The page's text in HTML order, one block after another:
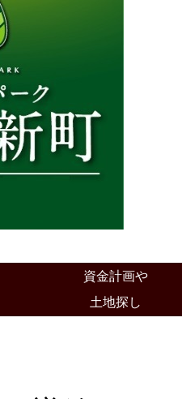
資金計画や
土地探し